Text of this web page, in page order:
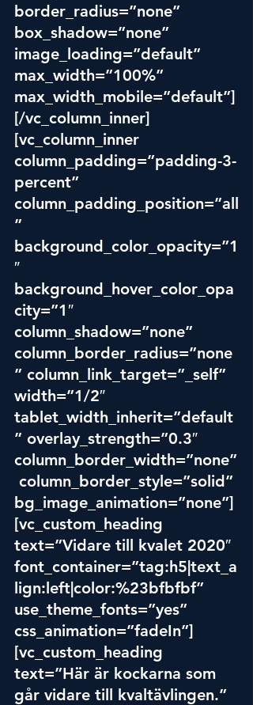
border_radius=”none”
box_shadow=”none”
image_loading=”default”
max_width=”100%”
max_width_mobile=”default”]
[/vc_column_inner]
[vc_column_inner
column_padding=”padding-3-
percent”
column_padding_position=”all
”
background_color_opacity=”1
″
background_hover_color_opa
city=”1″
column_shadow=”none”
column_border_radius=”none
” column_link_target=”_self”
width=”1/2″
tablet_width_inherit=”default
” overlay_strength=”0.3″
column_border_width=”none”
column_border_style=”solid”
bg_image_animation=”none”]
[vc_custom_heading
text=”Vidare till kvalet 2020″
font_container=”tag:h5|text_a
lign:left|color:%23bfbfbf”
use_theme_fonts=”yes”
css_animation=”fadeIn”]
[vc_custom_heading
text=”Här är kockarna som
går vidare till kvaltävlingen.”